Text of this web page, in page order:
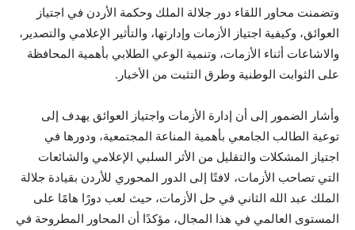
وتضمنت محاور اللقاء دور جلالة الملك وحكمة الأردن في اجتياز
العوائق، وكيفية اجتياز الأزمات وإدارتها، والتأثير الإعلامي والتصدير،
والاشاعات أثناء الأزمات، وتنمية الوعي الطلابي بأهمية المحافظة
على الثوابت الوطنية وطرق التثبت من الأخبار.
وأشار الضمور إلى أن إدارة الأزمات واجتياز العوائق يهدف إلى
توعية الطالب الجامعي بأهمية المناعة المجتمعية، ودورها في
اجتياز المشكلات والتقليل من الأثر السلبي الإعلامي والشائعات
التي تصاحب الأزمات، لافتًا إلى الدور المحوري للأردن بقيادة جلالة
الملك عبد الله الثاني في حل الأزمات، حيث لعب دورًا هامًا على
المستوى العالمي في هذا المجال، مؤكدًا أن المحاور المطروحة في